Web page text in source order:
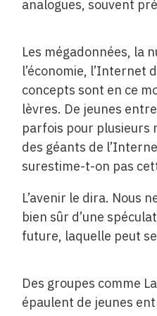
analogues, souvent
Les mégadonnées, la
l’économie, l’Internet
concepts sont en ce
lèvres. De jeunes
parfois pour plusieurs
des géants de
surestime-t-on pas
L’avenir le dira. Nous
bien sûr d’une
future, laquelle peut
Des groupes comme
épaulent de jeunes